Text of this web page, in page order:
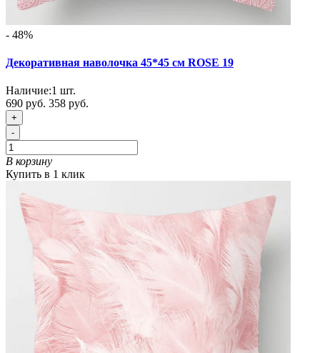
- 48%
Декоративная наволочка 45*45 см ROSE 19
Наличие:1 шт.
690 руб. 358 руб.
+
-
В корзину
Купить в 1 клик